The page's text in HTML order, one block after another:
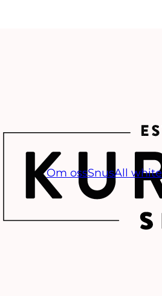
Om ossSnusAll white